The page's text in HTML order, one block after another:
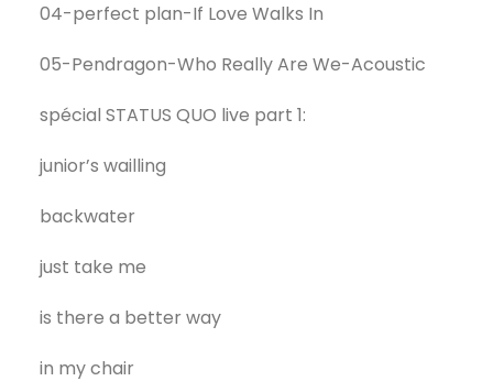
04-perfect plan-If Love Walks In
05-Pendragon-Who Really Are We-Acoustic
spécial STATUS QUO live part 1:
junior’s wailling
backwater
just take me
is there a better way
in my chair